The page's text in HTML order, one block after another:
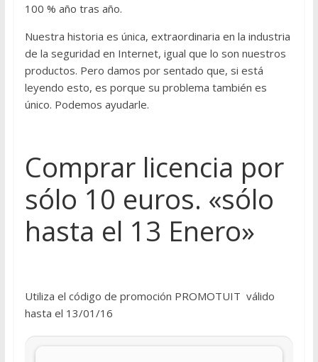
100 % año tras año.
Nuestra historia es única, extraordinaria en la industria
de la seguridad en Internet, igual que lo son nuestros
productos. Pero damos por sentado que, si está
leyendo esto, es porque su problema también es
único. Podemos ayudarle.
Comprar licencia por
sólo 10 euros. «sólo
hasta el 13 Enero»
Utiliza el código de promoción PROMOTUIT válido
hasta el 13/01/16